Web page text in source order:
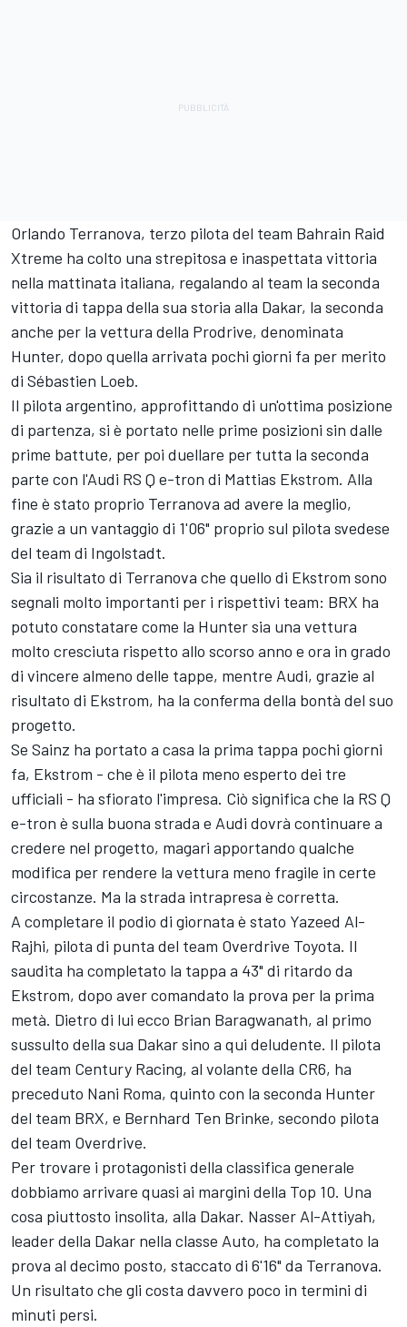
Orlando Terranova, terzo pilota del team Bahrain Raid
Xtreme ha colto una strepitosa e inaspettata vittoria
nella mattinata italiana, regalando al team la seconda
vittoria di tappa della sua storia alla Dakar, la seconda
anche per la vettura della Prodrive, denominata
Hunter, dopo quella arrivata pochi giorni fa per merito
di Sébastien Loeb.
Il pilota argentino, approfittando di un'ottima posizione
di partenza, si è portato nelle prime posizioni sin dalle
prime battute, per poi duellare per tutta la seconda
parte con l'Audi RS Q e-tron di Mattias Ekstrom. Alla
fine è stato proprio Terranova ad avere la meglio,
grazie a un vantaggio di 1'06" proprio sul pilota svedese
del team di Ingolstadt.
Sia il risultato di Terranova che quello di Ekstrom sono
segnali molto importanti per i rispettivi team: BRX ha
potuto constatare come la Hunter sia una vettura
molto cresciuta rispetto allo scorso anno e ora in grado
di vincere almeno delle tappe, mentre Audi, grazie al
risultato di Ekstrom, ha la conferma della bontà del suo
progetto.
Se Sainz ha portato a casa la prima tappa pochi giorni
fa, Ekstrom - che è il pilota meno esperto dei tre
ufficiali - ha sfiorato l'impresa. Ciò significa che la RS Q
e-tron è sulla buona strada e Audi dovrà continuare a
credere nel progetto, magari apportando qualche
modifica per rendere la vettura meno fragile in certe
circostanze. Ma la strada intrapresa è corretta.
A completare il podio di giornata è stato Yazeed Al-
Rajhi, pilota di punta del team Overdrive Toyota. Il
saudita ha completato la tappa a 43" di ritardo da
Ekstrom, dopo aver comandato la prova per la prima
metà. Dietro di lui ecco Brian Baragwanath, al primo
sussulto della sua Dakar sino a qui deludente. Il pilota
del team Century Racing, al volante della CR6, ha
preceduto Nani Roma, quinto con la seconda Hunter
del team BRX, e Bernhard Ten Brinke, secondo pilota
del team Overdrive.
Per trovare i protagonisti della classifica generale
dobbiamo arrivare quasi ai margini della Top 10. Una
cosa piuttosto insolita, alla Dakar. Nasser Al-Attiyah,
leader della Dakar nella classe Auto, ha completato la
prova al decimo posto, staccato di 6'16" da Terranova.
Un risultato che gli costa davvero poco in termini di
minuti persi.